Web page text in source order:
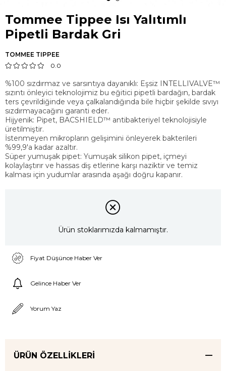
Tommee Tippee Isı Yalıtımlı
Pipetli Bardak Gri
TOMMEE TIPPEE
0.0
%100 sızdırmaz ve sarsıntıya dayanıklı: Eşsiz INTELLIVALVE™
sızıntı önleyici teknolojimiz bu eğitici pipetli bardağın, bardak
ters çevrildiğinde veya çalkalandığında bile hiçbir şekilde sıvıyı
sızdırmayacağını garanti eder.
Hijyenik: Pipet, BACSHIELD™ antibakteriyel teknolojisiyle
üretilmiştir.
İstenmeyen mikropların gelişimini önleyerek bakterileri
%99,9'a kadar azaltır.
Süper yumuşak pipet: Yumuşak silikon pipet, içmeyi
kolaylaştırır ve hassas diş etlerine karşı naziktir ve temiz
kalması için yudumlar arasında aşağı doğru kapanır.
Ürün stoklarımızda kalmamıştır.
Fiyat Düşünce Haber Ver
Gelince Haber Ver
Yorum Yaz
ÜRÜN ÖZELLIKLERI